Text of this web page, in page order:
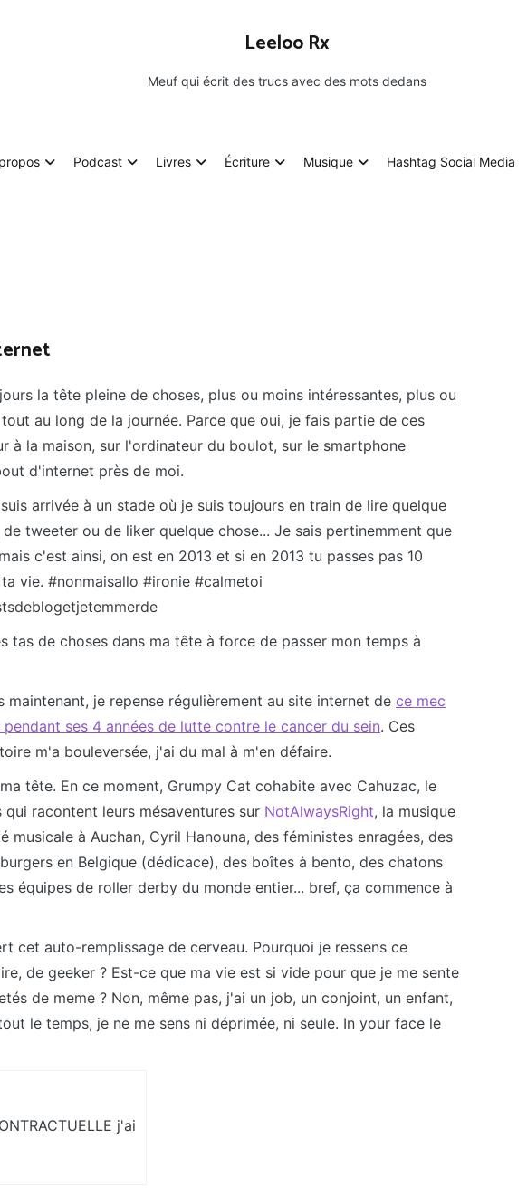
Leeloo Rx
Meuf qui écrit des trucs avec des mots dedans
Podcast Livres Écriture Musique Hashtag Social Media
la tête pleine de choses, plus ou moins intéressantes, plus ou
au long de la journée. Parce que oui, je fais partie de ces
à la maison, sur l'ordinateur du boulot, sur le smartphone
d'internet près de moi.
arrivée à un stade où je suis toujours en train de lire quelque
tweeter ou de liker quelque chose... Je sais pertinemment que
c'est ainsi, on est en 2013 et si en 2013 tu passes pas 10
vie. #nonmaisallo #ironie #calmetoi
tas de choses dans ma tête à force de passer mon temps à
maintenant, je repense régulièrement au site internet de ce mec
ses 4 années de lutte contre le cancer du sein. Ces
m'a bouleversée, j'ai du mal à m'en défaire.
tête. En ce moment, Grumpy Cat cohabite avec Cahuzac, le
qui racontent leurs mésaventures sur NotAlwaysRight, la musique
musicale à Auchan, Cyril Hanouna, des féministes enragées, des
en Belgique (dédicace), des boîtes à bento, des chatons
équipes de roller derby du monde entier... bref, ça commence à
cet auto-remplissage de cerveau. Pourquoi je ressens ce
de geeker ? Est-ce que ma vie est si vide pour que je me sente
de meme ? Non, même pas, j'ai un job, un conjoint, un enfant,
le temps, je ne me sens ni déprimée, ni seule. In your face le
j'ai